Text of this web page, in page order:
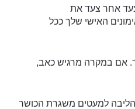
אחר צעד את
האישי שלך ככל
אם במקרה מרגיש כאב,
הליבה למעטים משגרת הכושר